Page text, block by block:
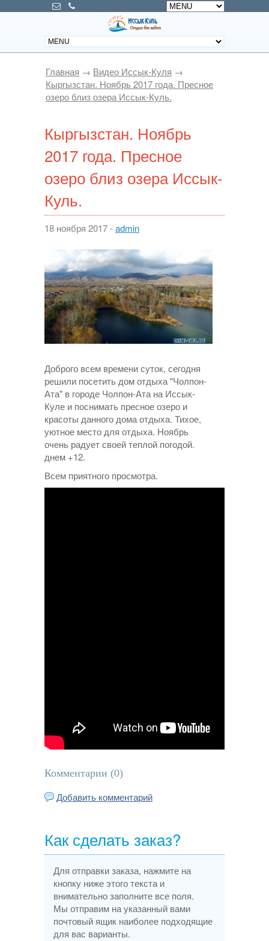
Главная → Видео Иссык-Куля →
Кыргызстан. Ноябрь 2017 года. Пресное
озеро близ озера Иссык-Куль.
Кыргызстан. Ноябрь
2017 года. Пресное
озеро близ озера Иссык-
Куль.
18 ноября 2017 -admin
Доброго всем времени суток, сегодня
решили посетить дом отдыха "Чолпон-
Ата" в городе Чолпон-Ата на Иссык-
Куле и поснимать пресное озеро и
красоты данного дома отдыха. Тихое,
уютное место для отдыха. Ноябрь
очень радует своей теплой погодой.
днем +12.
Всем приятного просмотра.
Комментарии (0)
Добавить комментарий
Как сделать заказ?
Для отправки заказа, нажмите на
кнопку ниже этого текста и
внимательно заполните все поля.
Мы отправим на указанный вами
почтовый ящик наиболее подходящие
для вас варианты.